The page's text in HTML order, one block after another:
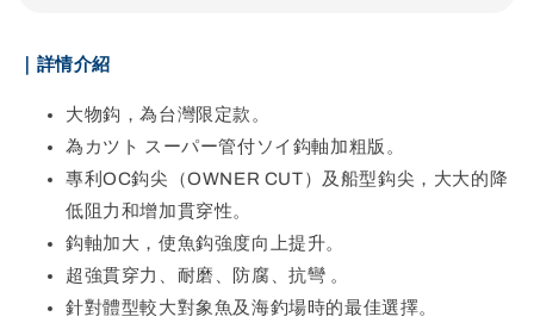
｜詳情介紹
大物鈎，為台灣限定款。
為カツト スーパー管付ソイ鈎軸加粗版。
專利OC鈎尖（OWNER CUT）及船型鈎尖，大大的降
低阻力和增加貫穿性。
鈎軸加大，使魚鈎強度向上提升。
超強貫穿力、耐磨、防腐、抗彎 。
針對體型較大對象魚及海釣場時的最佳選擇。